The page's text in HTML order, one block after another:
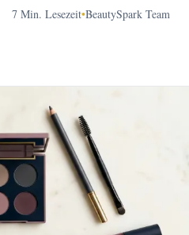
7 Min. Lesezeit•BeautySpark Team